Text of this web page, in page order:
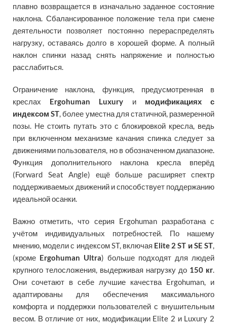
плавно возвращается в изначально заданное состояние
наклона. Сбалансированное положение тела при смене
деятельности позволяет постоянно перераспределять
нагрузку, оставаясь долго в хорошей форме. А полный
наклон спинки назад снять напряжение и полностью
расслабиться.
Ограничение наклона, функция, предусмотренная в
креслах Ergohuman Luxury и модификациях с
индексом ST , более уместна для статичной, размеренной
позы. Не стоить путать это с блокировкой кресла, ведь
при включенном механизме качания спинка следует за
движениями пользователя, но в обозначенном диапазоне.
Функция дополнительного наклона кресла вперёд
(Forward Seat Angle) ещё больше расширяет спектр
поддерживаемых движений и способствует поддержанию
идеальной осанки.
Важно отметить, что серия Ergohuman разработана с
учётом индивидуальных потребностей. По нашему
мнению, модели с индексом ST, включая Elite 2 ST и SE ST
(кроме Ergohuman Ultra) больше подходят для людей
крупного телосложения, выдерживая нагрузку до 150 кг
Они сочетают в себе лучшие качества Ergohuman, и
адаптированы для обеспечения максимального
комфорта и поддержки пользователей с внушительным
весом. В отличие от них, модификации Elite 2 и Luxury 2